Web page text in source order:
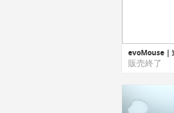
販売終了